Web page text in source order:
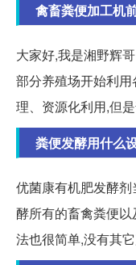
禽畜粪便加工机
大家好,我是湘野辉
部分养殖场开始利
理、资源化利用,但
粪便发酵用什么
优菌康有机肥发酵
酵所有的畜禽粪便
法也很简单,没有其